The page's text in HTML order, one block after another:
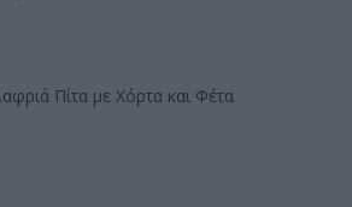
Πίτα με Χόρτα και Φέτα